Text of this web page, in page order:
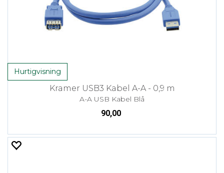
Hurtigvisning
Kramer USB3 Kabel A-A - 0,9 m
A-A USB Kabel Blå
90,00